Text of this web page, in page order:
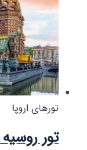
تورهای اروپا
تور روسیه ۶ شب و ۷ روز